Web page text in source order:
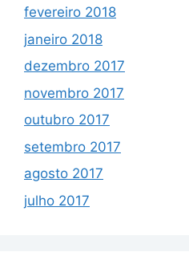
fevereiro 2018
janeiro 2018
dezembro 2017
novembro 2017
outubro 2017
setembro 2017
agosto 2017
julho 2017